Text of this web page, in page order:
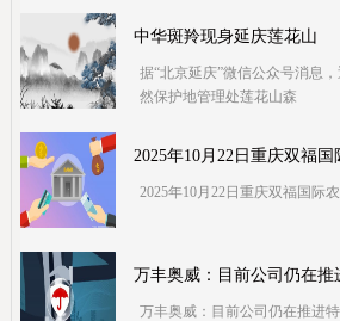
中华斑羚现身延庆莲花山
据“北京延庆”微信公众号消息
然保护地管理处莲花山森
2025年10月22日重庆双福
2025年10月22日重庆双福国际
万丰奥威：目前公司仍在推
万丰奥威：目前公司仍在推进